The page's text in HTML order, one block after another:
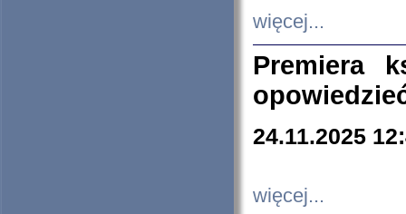
więcej...
Premiera
24.11.2025
więcej...